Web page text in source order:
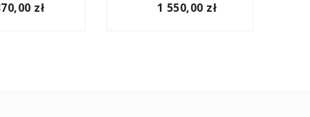
zł 1 550,00 zł